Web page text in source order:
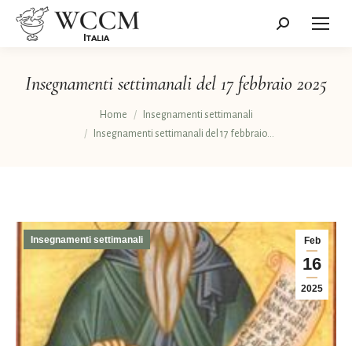
Cerca:
Insegnamenti settimanali del 17 febbraio 2025
Home
Insegnamenti settimanali
Insegnamenti settimanali del 17 febbraio…
Feb
16
2025
Insegnamenti settimanali